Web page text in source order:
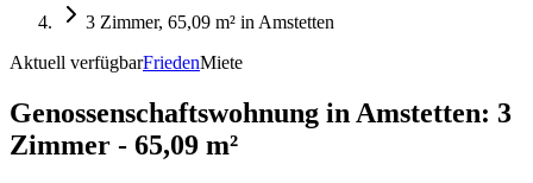
3 Zimmer, 65,09 m² in Amstetten
Aktuell verfügbarFriedenMiete
Genossenschaftswohnung in Amstetten: 3
Zimmer - 65,09 m²